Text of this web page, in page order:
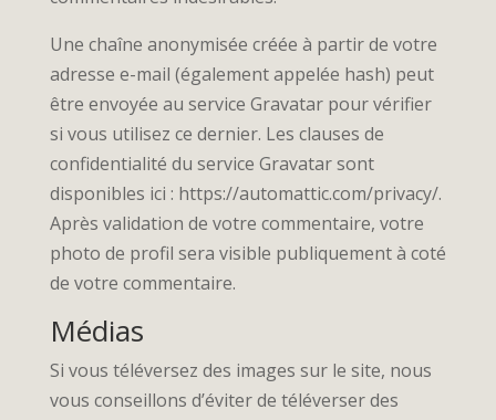
Une chaîne anonymisée créée à partir de votre
adresse e-mail (également appelée hash) peut
être envoyée au service Gravatar pour vérifier
si vous utilisez ce dernier. Les clauses de
confidentialité du service Gravatar sont
disponibles ici : https://automattic.com/privacy/.
Après validation de votre commentaire, votre
photo de profil sera visible publiquement à coté
de votre commentaire.
Médias
Si vous téléversez des images sur le site, nous
vous conseillons d’éviter de téléverser des